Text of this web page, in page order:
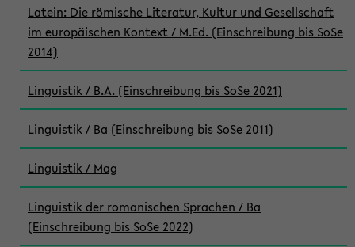
Latein: Die römische Literatur, Kultur und Gesellschaft
im europäischen Kontext / M.Ed. (Einschreibung bis SoSe
2014)
Linguistik / B.A. (Einschreibung bis SoSe 2021)
Linguistik / Ba (Einschreibung bis SoSe 2011)
Linguistik / Mag
Linguistik der romanischen Sprachen / Ba
(Einschreibung bis SoSe 2022)